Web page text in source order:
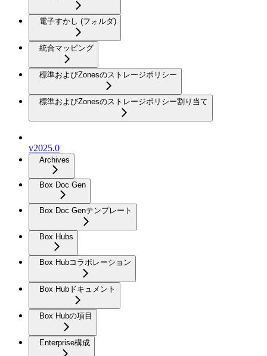
電子すかし (フォルダ)
統合マッピング
標準およびZonesのストレージポリシー
標準およびZonesのストレージポリシー割り当て
v2025.0
Archives
Box Doc Gen
Box Doc Genテンプレート
Box Hubs
Box Hubコラボレーション
Box Hubドキュメント
Box Hubの項目
Enterprise構成